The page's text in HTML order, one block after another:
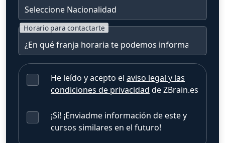
Horario para contactarte
He leído y acepto el aviso legal y las
condiciones de privacidad de ZBrain.es
¡Sí! ¡Enviadme información de este y
cursos similares en el futuro!